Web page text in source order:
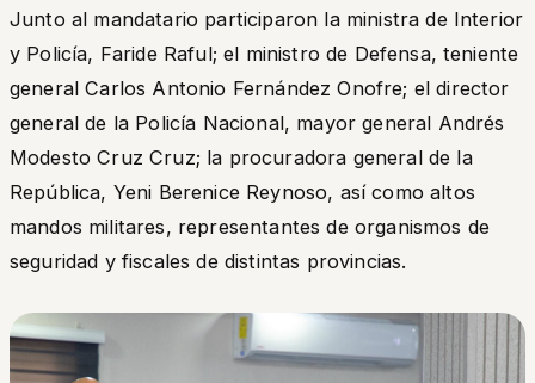
Junto al mandatario participaron la ministra de Interior
y Policía, Faride Raful; el ministro de Defensa, teniente
general Carlos Antonio Fernández Onofre; el director
general de la Policía Nacional, mayor general Andrés
Modesto Cruz Cruz; la procuradora general de la
República, Yeni Berenice Reynoso, así como altos
mandos militares, representantes de organismos de
seguridad y fiscales de distintas provincias.